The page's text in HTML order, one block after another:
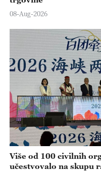
08-Aug-2026
Više od 100 civilnih
učestvovalo na skupu